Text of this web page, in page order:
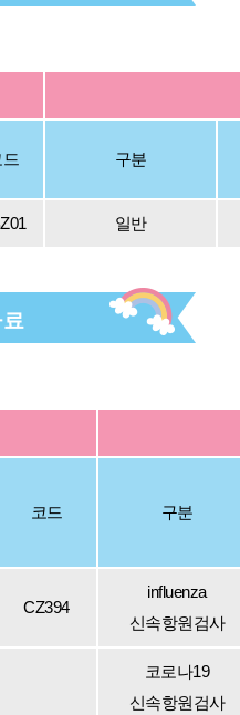
드 구분
일반
코드 구분
CZ394
influenza
신속항원검사
코로나19
신속항원검사